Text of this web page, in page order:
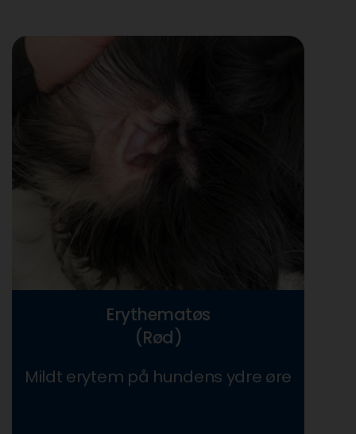
Erythematøs
(Rød)
Mildt erytem på hundens ydre øre